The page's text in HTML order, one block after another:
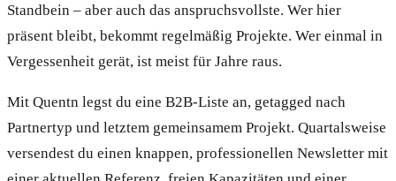
Standbein – aber auch das anspruchsvollste. Wer hier
präsent bleibt, bekommt regelmäßig Projekte. Wer einmal in
Vergessenheit gerät, ist meist für Jahre raus.
Mit Quentn legst du eine B2B-Liste an, getagged nach
Partnertyp und letztem gemeinsamem Projekt. Quartalsweise
versendest du einen knappen, professionellen Newsletter mit